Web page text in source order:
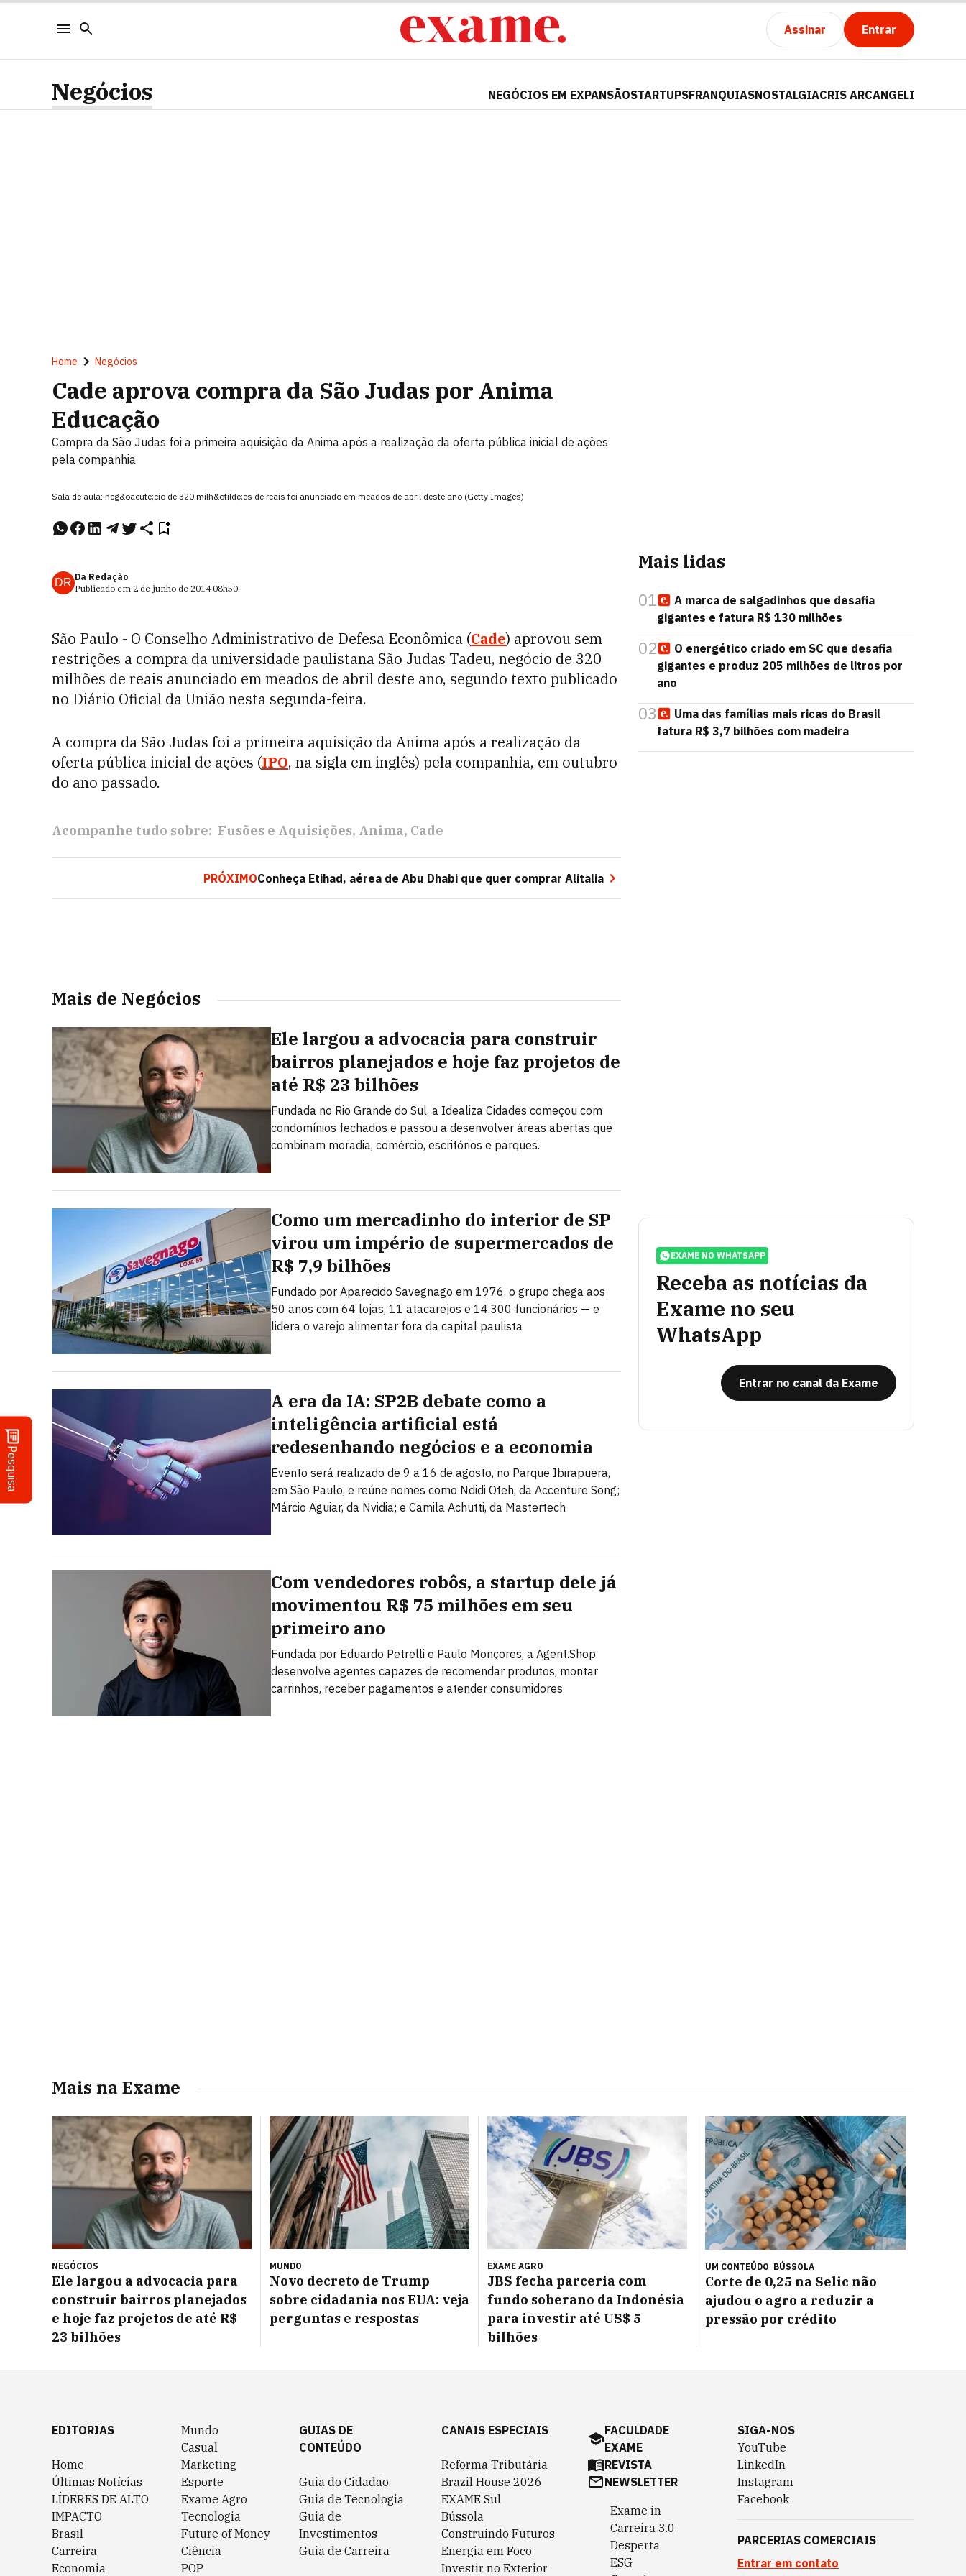
Assinar Entrar
Pesquisa
Negócios NEGÓCIOS EM EXPANSÃOSTARTUPSFRANQUIASNOSTALGIACRIS ARCANGELI
Home Negócios
Cade aprova compra da São Judas por Anima
Educação
Compra da São Judas foi a primeira aquisição da Anima após a realização da oferta pública inicial de ações
pela companhia
Sala de aula: neg&oacute;cio de 320 milh&otilde;es de reais foi anunciado em meados de abril deste ano (Getty Images)
DR Da Redação
Publicado em 2 de junho de 2014 08h50.
São Paulo - O Conselho Administrativo de Defesa Econômica (Cade) aprovou sem
restrições a compra da universidade paulistana São Judas Tadeu, negócio de 320
milhões de reais anunciado em meados de abril deste ano, segundo texto publicado
no Diário Oficial da União nesta segunda-feira.
A compra da São Judas foi a primeira aquisição da Anima após a realização da
oferta pública inicial de ações (IPO, na sigla em inglês) pela companhia, em outubro
do ano passado.
Acompanhe tudo sobre: Fusões e Aquisições Anima Cade
PRÓXIMOConheça Etihad, aérea de Abu Dhabi que quer comprar Alitalia
Mais de Negócios
Ele largou a advocacia para construir
bairros planejados e hoje faz projetos de
até R$ 23 bilhões
Fundada no Rio Grande do Sul, a Idealiza Cidades começou com
condomínios fechados e passou a desenvolver áreas abertas que
combinam moradia, comércio, escritórios e parques.
Como um mercadinho do interior de SP
virou um império de supermercados de
R$ 7,9 bilhões
Fundado por Aparecido Savegnago em 1976, o grupo chega aos
50 anos com 64 lojas, 11 atacarejos e 14.300 funcionários — e
lidera o varejo alimentar fora da capital paulista
A era da IA: SP2B debate como a
inteligência artificial está
redesenhando negócios e a economia
Evento será realizado de 9 a 16 de agosto, no Parque Ibirapuera,
em São Paulo, e reúne nomes como Ndidi Oteh, da Accenture Song;
Márcio Aguiar, da Nvidia; e Camila Achutti, da Mastertech
Com vendedores robôs, a startup dele já
movimentou R$ 75 milhões em seu
primeiro ano
Fundada por Eduardo Petrelli e Paulo Monçores, a Agent.Shop
desenvolve agentes capazes de recomendar produtos, montar
carrinhos, receber pagamentos e atender consumidores
Mais lidas
01
A marca de salgadinhos que desafia
gigantes e fatura R$ 130 milhões
02
O energético criado em SC que desafia
gigantes e produz 205 milhões de litros por
ano
03
Uma das famílias mais ricas do Brasil
fatura R$ 3,7 bilhões com madeira
EXAME NO WHATSAPP
Receba as notícias da
Exame no seu
WhatsApp
Entrar no canal da Exame
Mais na Exame
NEGÓCIOS
Ele largou a advocacia para
construir bairros planejados
e hoje faz projetos de até R$
23 bilhões
MUNDO
Novo decreto de Trump
sobre cidadania nos EUA: veja
perguntas e respostas
EXAME AGRO
JBS fecha parceria com
fundo soberano da Indonésia
para investir até US$ 5
bilhões
UM CONTEÚDO BÚSSOLA
Corte de 0,25 na Selic não
ajudou o agro a reduzir a
pressão por crédito
EDITORIAS
Home
Últimas Notícias
LÍDERES DE ALTO
IMPACTO
Brasil
Carreira
Economia
Mundo
Casual
Marketing
Esporte
Exame Agro
Tecnologia
Future of Money
Ciência
POP
GUIAS DE
CONTEÚDO
Guia do Cidadão
Guia de Tecnologia
Guia de
Investimentos
Guia de Carreira
CANAIS ESPECIAIS
Reforma Tributária
Brazil House 2026
EXAME Sul
Bússola
Construindo Futuros
Energia em Foco
Investir no Exterior
FACULDADE
EXAME
REVISTA
NEWSLETTER
Exame in
Carreira 3.0
Desperta
ESG
SIGA-NOS
YouTube
LinkedIn
Instagram
Facebook
PARCERIAS COMERCIAIS
Entrar em contato